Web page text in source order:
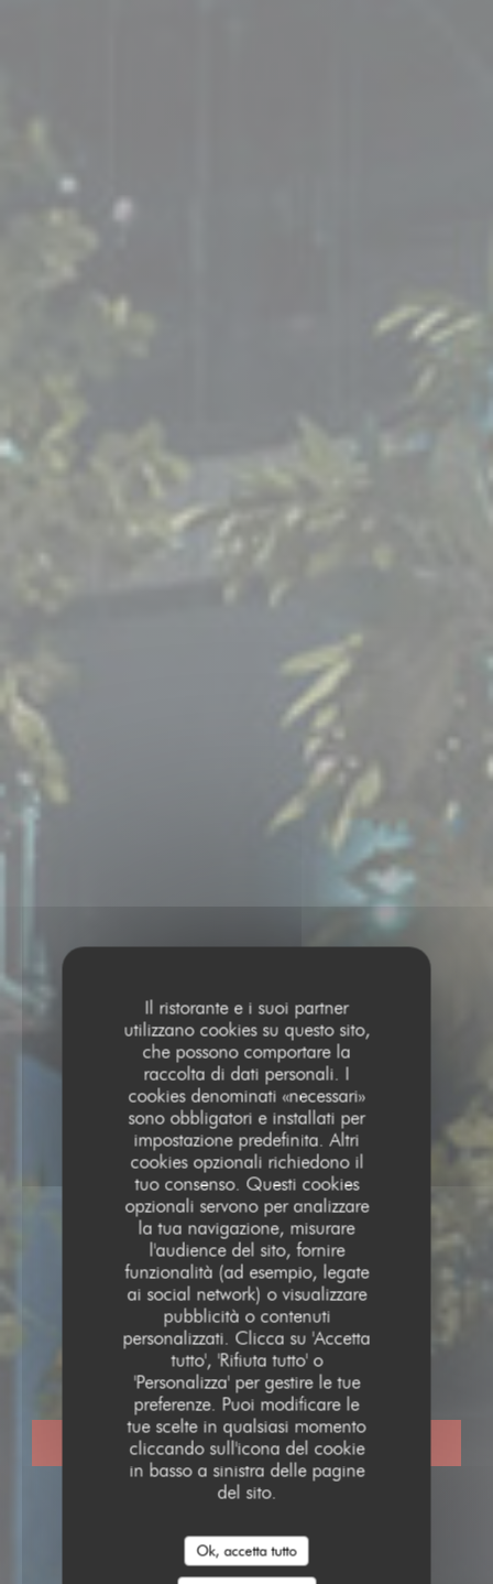
Il ristorante e i suoi partner
utilizzano cookies su questo sito,
che possono comportare la
raccolta di dati personali. I
cookies denominati «necessari»
sono obbligatori e installati per
impostazione predefinita. Altri
cookies opzionali richiedono il
tuo consenso. Questi cookies
opzionali servono per analizzare
la tua navigazione, misurare
l'audience del sito, fornire
funzionalità (ad esempio, legate
ai social network) o visualizzare
pubblicità o contenuti
personalizzati. Clicca su 'Accetta
tutto', 'Rifiuta tutto' o
'Personalizza' per gestire le tue
preferenze. Puoi modificare le
tue scelte in qualsiasi momento
cliccando sull'icona del cookie
in basso a sinistra delle pagine
del sito.
Ok, accetta tutto
RISTORANTE BISTRONOMIQUE• STRASBOURG
BIM! Bistrot du Maillon
PRENOTA